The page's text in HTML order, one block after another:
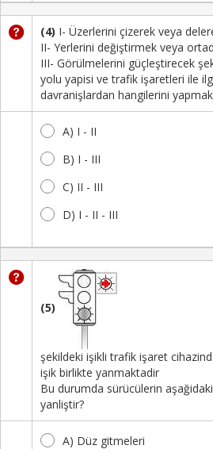
(4) I- Üzerlerini çizerek veya
II- Yerlerini değiştirmek veya
III- Görülmelerini güçleştirecek
yolu yapisi ve trafik işaretleri ile
davranişlardan hangilerini
A) I - II
B) I - III
C) II - III
D) I - II - III
(5)
şekildeki işikli trafik işaret
işik birlikte yanmaktadir
Bu durumda sürücülerin
yanliştir?
A) Düz gitmeleri